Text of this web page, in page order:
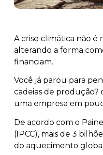
A crise climática não é
alterando a forma
financiam.
Você já parou para
cadeias de
uma empresa em
De acordo com o
(IPCC), mais de 3
do aquecimento